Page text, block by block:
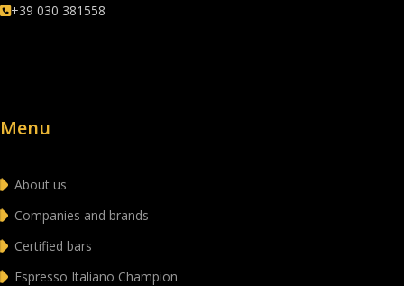
+39 030 381558
Menu
About us
Companies and brands
Certified bars
Espresso Italiano Champion